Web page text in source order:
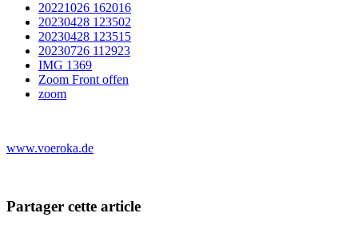
20221026 162016
20230428 123502
20230428 123515
20230726 112923
IMG 1369
Zoom Front offen
zoom
www.voeroka.de
Partager cette article